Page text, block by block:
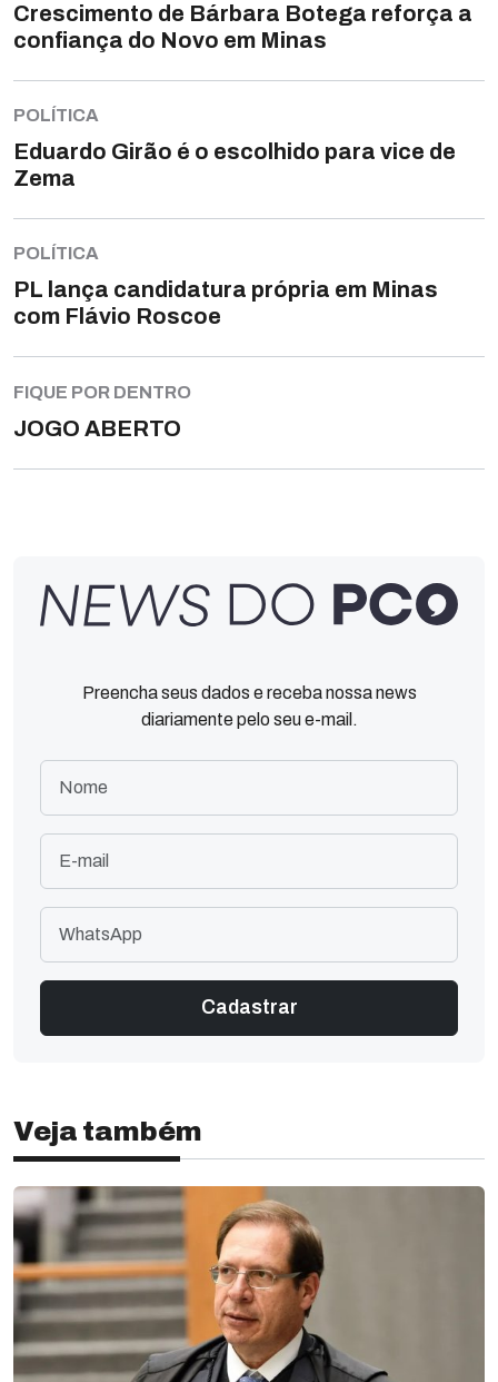
Crescimento de Bárbara Botega reforça a
confiança do Novo em Minas
POLÍTICA
Eduardo Girão é o escolhido para vice de
Zema
POLÍTICA
PL lança candidatura própria em Minas
com Flávio Roscoe
FIQUE POR DENTRO
JOGO ABERTO
Preencha seus dados e receba nossa news
diariamente pelo seu e-mail.
Veja também